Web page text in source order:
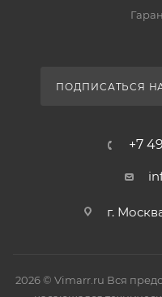
ПОДПИСАТЬСЯ
+7
г.
2026 © Vimarr.ru Вся